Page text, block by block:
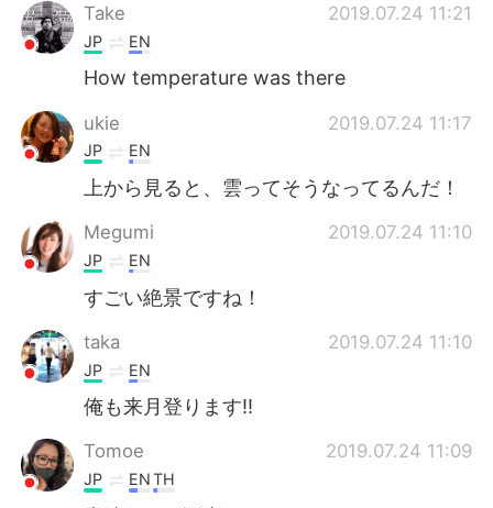
Take 2019.07.24 11:21
JP EN
How temperature was there
ukie 2019.07.24 11:17
JP EN
上から見ると、雲ってそうなってるんだ！
Megumi 2019.07.24 11:10
JP EN
すごい絶景ですね！
taka 2019.07.24 11:10
JP EN
俺も来月登ります!!
Tomoe 2019.07.24 11:09
JP ENTH